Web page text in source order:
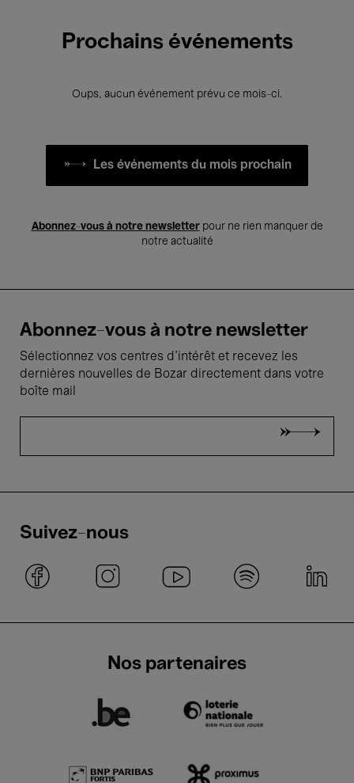
Prochains événements
Oups, aucun événement prévu ce mois-ci.
Les événements du mois prochain
Abonnez-vous à notre newsletterpour ne rien manquer de
notre actualité
Abonnez-vous à notre newsletter
Sélectionnez vos centres d'intérêt et recevez les
dernières nouvelles de Bozar directement dans votre
boîte mail
Suivez-nous
Nos partenaires